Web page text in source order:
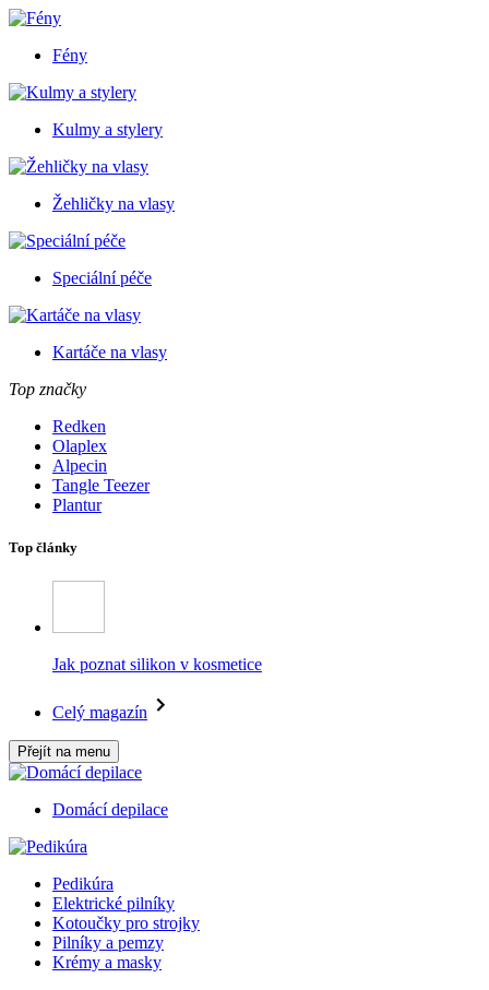
Fény
Kulmy a stylery
Žehličky na vlasy
Speciální péče
Kartáče na vlasy
Top značky
Redken
Olaplex
Alpecin
Tangle Teezer
Plantur
Top články
Jak poznat silikon v kosmetice
Celý magazín
Přejít na menu
Domácí depilace
Pedikúra
Elektrické pilníky
Kotoučky pro strojky
Pilníky a pemzy
Krémy a masky